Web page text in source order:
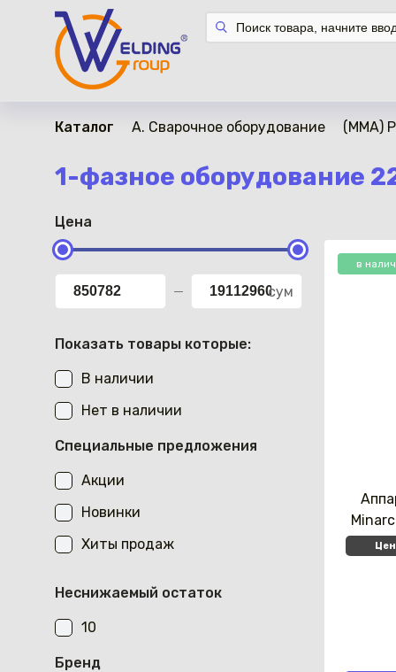
Каталог A. Сварочное оборудование (ММА)
1-фазное оборудование
Цена
сум
Показать товары которые:
В наличии
Нет в наличии
Специальные предложения
Акции
Новинки
Хиты продаж
Неснижаемый остаток
10
Бренд
в